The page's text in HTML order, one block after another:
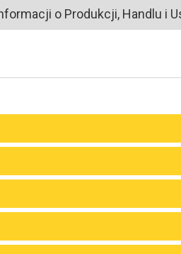
o Produkcji, Handlu i